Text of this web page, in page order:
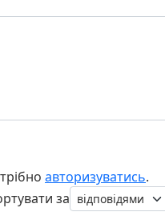
авторизуватись.
за